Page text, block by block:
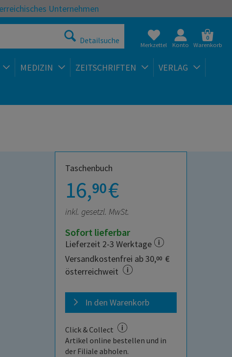
Unternehmen
Detailsuche Merkzettel Konto
0
Warenkorb
MEDIZIN ZEITSCHRIFTEN VERLAG
Taschenbuch
16,90€
inkl. gesetzl. MwSt.
Sofort lieferbar
Lieferzeit 2-3 Werktage
Versandkostenfrei ab 30,00 €
österreichweit
In den Warenkorb
Click & Collect
Artikel online bestellen und in
der Filiale abholen.